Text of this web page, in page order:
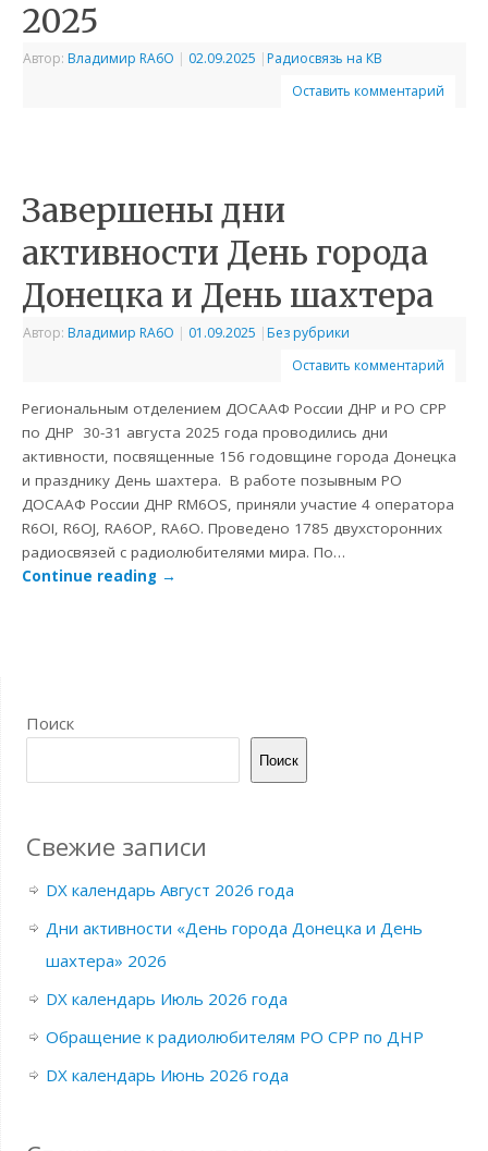
2025
Автор: Владимир RA6O | 02.09.2025 | Радиосвязь на КВ
Оставить комментарий
Завершены дни
активности День города
Донецка и День шахтера
Автор: Владимир RA6O | 01.09.2025 | Без рубрики
Оставить комментарий
Региональным отделением ДОСААФ России ДНР и РО СРР
по ДНР 30-31 августа 2025 года проводились дни
активности, посвященные 156 годовщине города Донецка
и празднику День шахтера. В работе позывным РО
ДОСААФ России ДНР RM6OS, приняли участие 4 оператора
R6OI, R6OJ, RA6OP, RA6O. Проведено 1785 двухсторонних
радиосвязей с радиолюбителями мира. По…
Continue reading →
Поиск
Поиск
Свежие записи
DX календарь Август 2026 года
Дни активности «День города Донецка и День
шахтера» 2026
DX календарь Июль 2026 года
Обращение к радиолюбителям РО СРР по ДНР
DX календарь Июнь 2026 года